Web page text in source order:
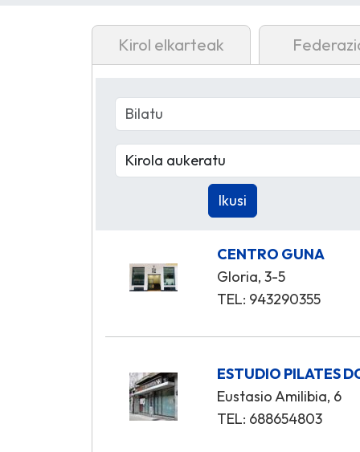
Kirol elkarteak
CENTRO GUNA
Gloria, 3-5
TEL: 943290355
ESTUDIO PILATES
Eustasio Amilibia, 6
TEL: 688654803